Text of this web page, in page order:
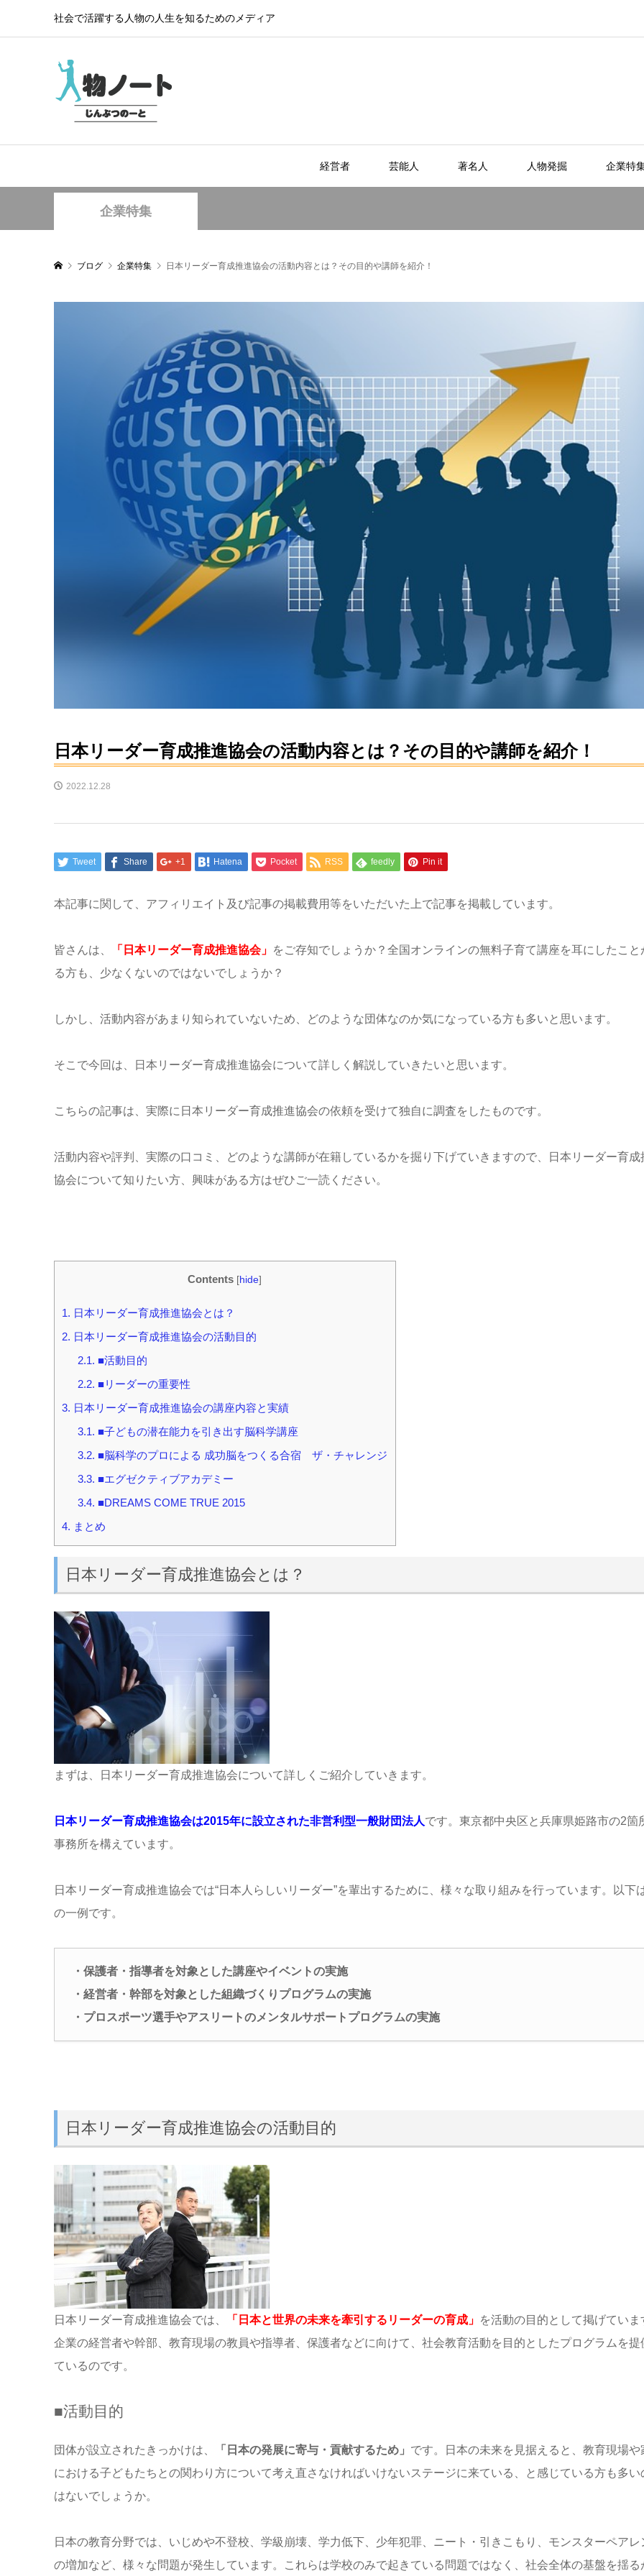
社会で活躍する人物の人生を知るためのメディア
経営者 芸能人 著名人 人物発掘 企業特
企業特集
ブログ 企業特集 日本リーダー育成推進協会の活動内容とは？その目的や講師を紹介！
日本リーダー育成推進協会の活動内容とは？その目的や講師を紹介！
2022.12.28
Tweet Share +1 Hatena Pocket RSS feedly Pin it
本記事に関して、アフィリエイト及び記事の掲載費用等をいただいた上で記事を掲載しています。
皆さんは、 「日本リーダー育成推進協会」 をご存知でしょうか？全国オンラインの無料子育て講座を耳にしたこと
る方も、少なくないのではないでしょうか？
しかし、活動内容があまり知られていないため、どのような団体なのか気になっている方も多いと思います。
そこで今回は、日本リーダー育成推進協会について詳しく解説していきたいと思います。
こちらの記事は、実際に日本リーダー育成推進協会の依頼を受けて独自に調査をしたものです。
活動内容や評判、実際の口コミ、どのような講師が在籍しているかを掘り下げていきますので、日本リーダー育成
協会について知りたい方、興味がある方はぜひご一読ください。
Contents [hide]
1. 日本リーダー育成推進協会とは？
2. 日本リーダー育成推進協会の活動目的
2.1. ■活動目的
2.2. ■リーダーの重要性
3. 日本リーダー育成推進協会の講座内容と実績
3.1. ■子どもの潜在能力を引き出す脳科学講座
3.2. ■脳科学のプロによる 成功脳をつくる合宿 ザ・チャレンジ
3.3. ■エグゼクティブアカデミー
3.4. ■DREAMS COME TRUE 2015
4. まとめ
日本リーダー育成推進協会とは？
まずは、日本リーダー育成推進協会について詳しくご紹介していきます。
日本リーダー育成推進協会は2015年に設立された非営利型一般財団法人です。東京都中央区と兵庫県姫路市の2箇
事務所を構えています。
日本リーダー育成推進協会では“日本人らしいリーダー”を輩出するために、様々な取り組みを行っています。以下
の一例です。
・保護者・指導者を対象とした講座やイベントの実施
・経営者・幹部を対象とした組織づくりプログラムの実施
・プロスポーツ選手やアスリートのメンタルサポートプログラムの実施
日本リーダー育成推進協会の活動目的
日本リーダー育成推進協会では、 「日本と世界の未来を牽引するリーダーの育成」 を活動の目的として掲げていま
企業の経営者や幹部、教育現場の教員や指導者、保護者などに向けて、社会教育活動を目的としたプログラムを提
ているのです。
■活動目的
団体が設立されたきっかけは、 「日本の発展に寄与・貢献するため」 です。日本の未来を見据えると、教育現場や
における子どもたちとの関わり方について考え直さなければいけないステージに来ている、と感じている方も多い
はないでしょうか。
日本の教育分野では、いじめや不登校、学級崩壊、学力低下、少年犯罪、ニート・引きこもり、モンスターペアレ
の増加など、様々な問題が発生しています。これらは学校のみで起きている問題ではなく、社会全体の基盤を揺る